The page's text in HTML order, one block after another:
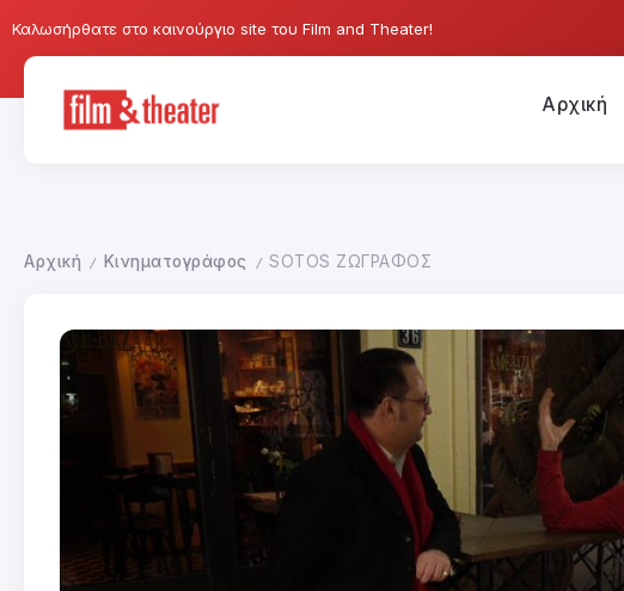
Καλωσήρθατε στο καινούργιο site του Film and Theater!
Αρχική
Αρχική / Κινηματογράφος / SOTOS ΖΩΓΡΑΦΟΣ